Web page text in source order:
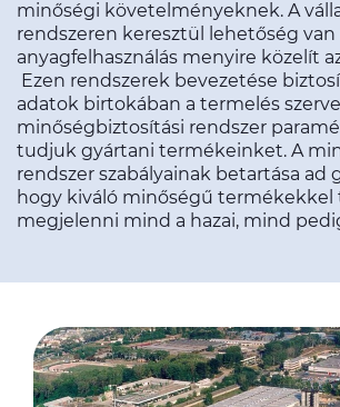
minőségi követelményeknek. A
rendszeren keresztül lehetőség van
anyagfelhasználás menyire közelít
Ezen rendszerek bevezetése
adatok birtokában a termelés
minőségbiztosítási rendszer
tudjuk gyártani termékeinket. A
rendszer szabályainak betartása ad
hogy kiváló minőségű
megjelenni mind a hazai, mind